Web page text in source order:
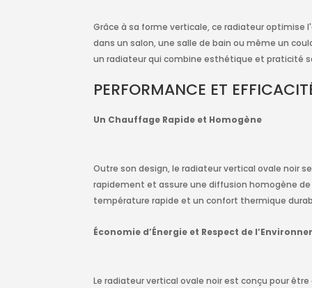
Grâce à sa forme verticale, ce radiateur optimise
dans un salon, une salle de bain ou même un
un radiateur qui combine esthétique et praticité
PERFORMANCE ET
Un Chauffage Rapide et Homogène
Outre son design, le radiateur vertical ovale noir
rapidement et assure une diffusion homogène
température rapide et un confort thermique
Économie d’Énergie et Respect de
Le radiateur vertical ovale noir est conçu pour